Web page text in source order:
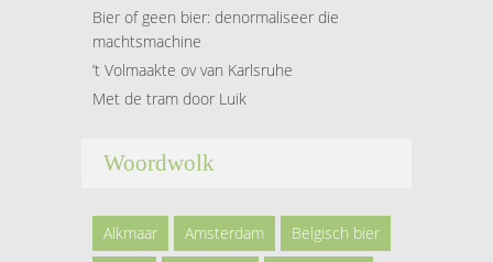
Bier of geen bier: denormaliseer die
machtsmachine
’t Volmaakte ov van Karlsruhe
Met de tram door Luik
Woordwolk
Alkmaar Amsterdam
Belgisch bier